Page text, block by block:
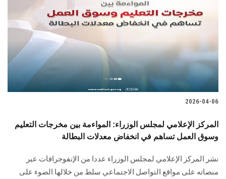
2026-04-06
المركز الإعلامي لمجلس الوزراء: المواءمة بين مخرجات التعليم
وسوق العمل تساهم في انخفاض معدلات البطالة
نشر المركز الإعلامي لمجلس الوزراء عددا من الإنفوجرافات عبر
منصاته على مواقع التواصل الاجتماعي سلط من خلالها الضوء على